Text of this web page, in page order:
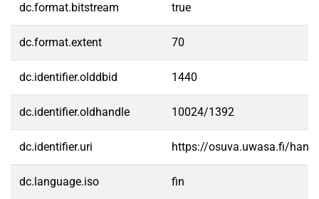
dc.format.bitstream true
dc.format.extent 70
dc.identifier.olddbid 1440
dc.identifier.oldhandle 10024/1392
dc.identifier.uri https://osuva.uwasa.fi/
dc.language.iso fin